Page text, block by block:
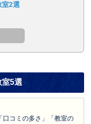
室2選
5選
口コミの多さ」「教室の